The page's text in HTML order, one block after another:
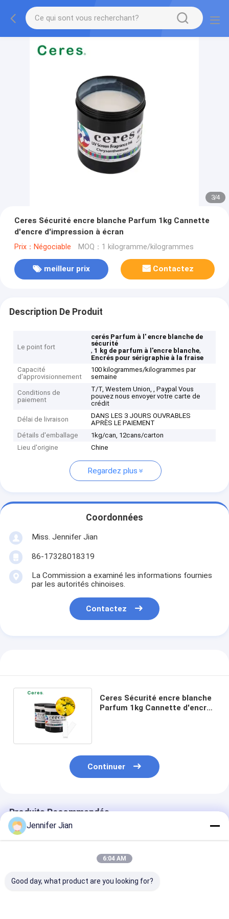
3/4
Ceres Sécurité encre blanche Parfum 1kg Cannette
d'encre d'impression à écran
Prix：Négociable MOQ：1 kilogramme/kilogrammes
meilleur prix Contactez
Description De Produit
Le point fort
cerés Parfum à l' encre blanche de
sécurité
, 1 kg de parfum à l'encre blanche,
Encrés pour sérigraphie à la fraise
Capacité
d'approvisionnement
100 kilogrammes/kilogrammes par
semaine
Conditions de
paiement
T/T, Western Union, , Paypal Vous
pouvez nous envoyer votre carte de
crédit
Délai de livraison
DANS LES 3 JOURS OUVRABLES
APRÈS LE PAIEMENT
Détails d'emballage
1kg/can, 12cans/carton
Lieu d'origine
Chine
Regardez plus
Coordonnées
Miss. Jennifer Jian
86-17328018319
La Commission a examiné les informations fournies
par les autorités chinoises.
Contactez
Ceres Sécurité encre blanche
Parfum 1kg Cannette d'encre
Continuer
Produits Recommandés
Jennifer Jian
6:04 AM
Good day, what product are you looking for?